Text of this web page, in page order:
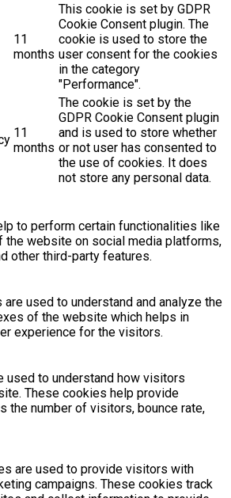
11
months
This cookie is set by GDPR
Cookie Consent plugin. The
cookie is used to store the
user consent for the cookies
in the category
"Performance".
11
months
The cookie is set by the
GDPR Cookie Consent plugin
and is used to store whether
or not user has consented to
the use of cookies. It does
not store any personal data.
to perform certain functionalities like
the website on social media platforms,
other third-party features.
used to understand and analyze the
of the website which helps in
experience for the visitors.
used to understand how visitors
These cookies help provide
the number of visitors, bounce rate,
are used to provide visitors with
campaigns. These cookies track